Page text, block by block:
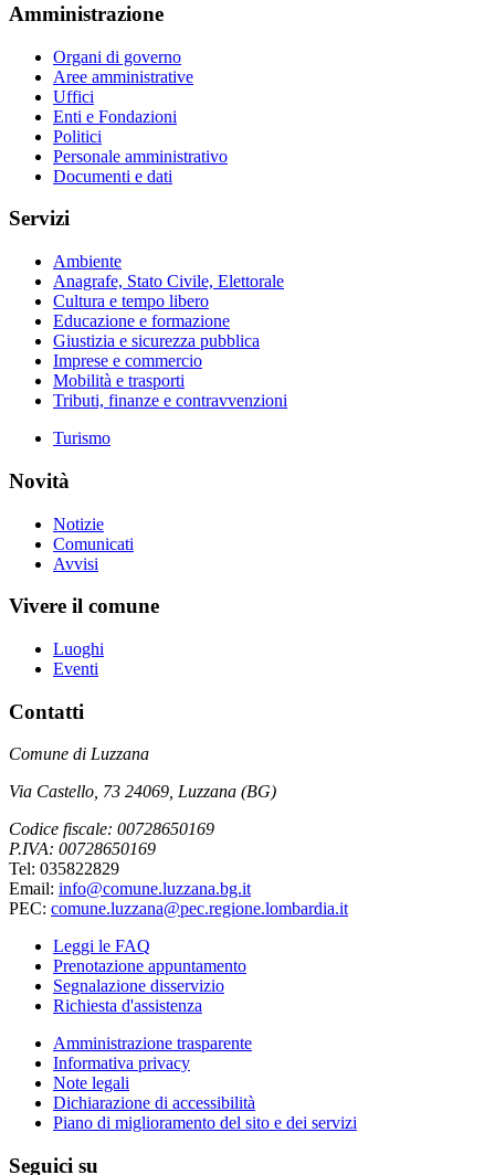
Amministrazione
Organi di governo
Aree amministrative
Uffici
Enti e Fondazioni
Politici
Personale amministrativo
Documenti e dati
Servizi
Ambiente
Anagrafe, Stato Civile, Elettorale
Cultura e tempo libero
Educazione e formazione
Giustizia e sicurezza pubblica
Imprese e commercio
Mobilità e trasporti
Tributi, finanze e contravvenzioni
Turismo
Novità
Notizie
Comunicati
Avvisi
Vivere il comune
Luoghi
Eventi
Contatti
Comune di Luzzana
Via Castello, 73 24069, Luzzana (BG)
Codice fiscale: 00728650169
P.IVA: 00728650169
Tel: 035822829
Email: info@comune.luzzana.bg.it
PEC: comune.luzzana@pec.regione.lombardia.it
Leggi le FAQ
Prenotazione appuntamento
Segnalazione disservizio
Richiesta d'assistenza
Amministrazione trasparente
Informativa privacy
Note legali
Dichiarazione di accessibilità
Piano di miglioramento del sito e dei servizi
Seguici su